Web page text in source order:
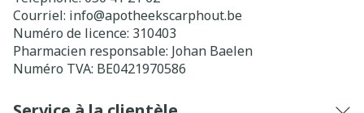
Courriel: info@apotheekscarphout.be
Numéro de licence: 310403
Pharmacien responsable: Johan Baelen
Numéro TVA: BE0421970586